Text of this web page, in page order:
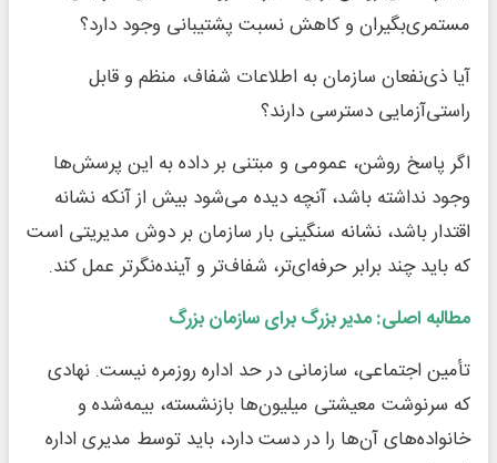
مستمری‌بگیران و کاهش نسبت پشتیبانی وجود دارد؟
آیا ذی‌نفعان سازمان به اطلاعات شفاف، منظم و قابل
راستی‌آزمایی دسترسی دارند؟
اگر پاسخ روشن، عمومی و مبتنی بر داده به این پرسش‌ها
وجود نداشته باشد، آنچه دیده می‌شود بیش از آنکه نشانه
اقتدار باشد، نشانه سنگینی بار سازمان بر دوش مدیریتی است
که باید چند برابر حرفه‌ای‌تر، شفاف‌تر و آینده‌نگرتر عمل کند.
مطالبه اصلی: مدیر بزرگ برای سازمان بزرگ
تأمین اجتماعی، سازمانی در حد اداره روزمره نیست. نهادی
که سرنوشت معیشتی میلیون‌ها بازنشسته، بیمه‌شده و
خانواده‌های آن‌ها را در دست دارد، باید توسط مدیری اداره